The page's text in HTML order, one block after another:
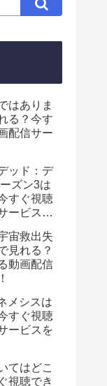
はありま
る？今す
配信サー
ッド：デ
ズン3は
すぐ視聴
ービスを
宙救出失
見れる？
動画配信
メシスは
すぐ視聴
ービスを
てはどこ
視聴でき